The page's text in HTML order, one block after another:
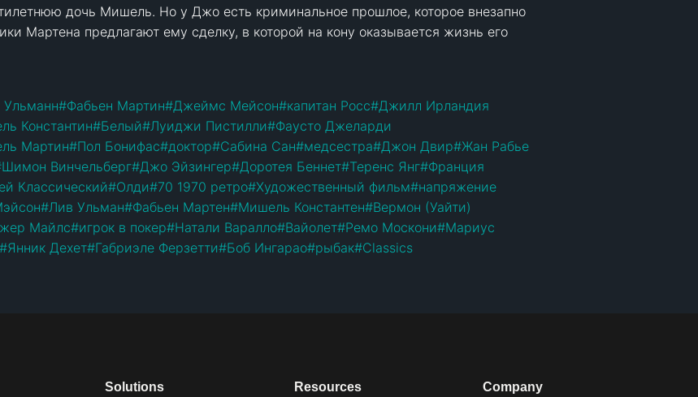
дочь Мишель. Но у Джо есть криминальное прошлое, которое внезапно
Мартена предлагают ему сделку, в которой на кону оказывается жизнь его
Ульманн#Фабьен Мартин#Джеймс Мейсон#капитан Росс#Джилл Ирландия
Константин#Белый#Луиджи Пистилли#Фаусто Джеларди
Мартин#Пол Бонифас#доктор#Сабина Сан#медсестра#Джон Двир#Жан Рабье
Шимон Винчельберг#Джо Эйзингер#Доротея Беннет#Теренс Янг#Франция
Классический#Олди#70 1970 ретро#Художественный фильм#напряжение
#Лив Ульман#Фабьен Мартен#Мишель Константен#Вермон (Уайти)
Майлс#игрок в покер#Натали Варалло#Вайолет#Ремо Москони#Мариус
#Янник Дехет#Габриэле Ферзетти#Боб Ингарао#рыбак#Classics
Solutions Resources Company